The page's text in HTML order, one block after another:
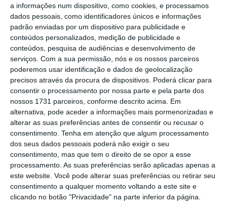
a informações num dispositivo, como cookies, e processamos
dados pessoais, como identificadores únicos e informações
padrão enviadas por um dispositivo para publicidade e
conteúdos personalizados, medição de publicidade e
conteúdos, pesquisa de audiências e desenvolvimento de
serviços. Com a sua permissão, nós e os nossos parceiros
poderemos usar identificação e dados de geolocalização
precisos através da procura de dispositivos. Poderá clicar para
consentir o processamento por nossa parte e pela parte dos
nossos 1731 parceiros, conforme descrito acima. Em
alternativa, pode aceder a informações mais pormenorizadas e
alterar as suas preferências antes de consentir ou recusar o
consentimento. Tenha em atenção que algum processamento
dos seus dados pessoais poderá não exigir o seu
consentimento, mas que tem o direito de se opor a esse
processamento. As suas preferências serão aplicadas apenas a
este website. Você pode alterar suas preferências ou retirar seu
consentimento a qualquer momento voltando a este site e
clicando no botão "Privacidade" na parte inferior da página.
Portugal foi dos primeiros países da Europa a
criar regras para os drones, um fenómeno
tecnológico mundial que veio desbloquear
novas soluções comerciais para fotografia e
vídeo aéreos, ou industriais para setores
como a agricultura e a defesa.Foi no final de
2016 que a Autoridade Nacional da Aviação
Civil (ANAC) implementouo primeiro conjunto
de regras para os drones.Dois anos depois, o
Governo aprovou medidas reforçadas que
visam “minimizar os riscos e conferir mais
segurança” na utilização destes aparelhos.